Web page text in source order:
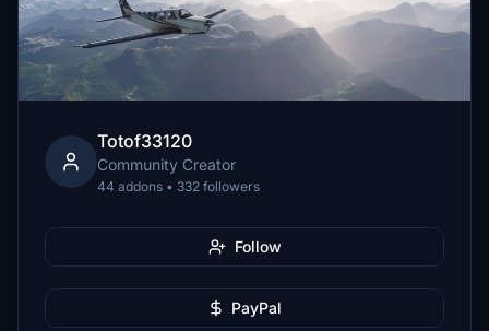
Totof33120
Community Creator
44 addons • 332 followers
Follow
PayPal